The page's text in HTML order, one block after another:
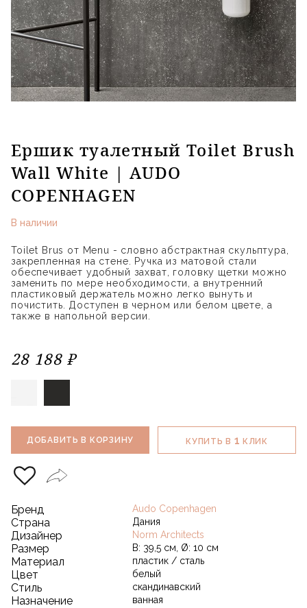
Ершик туалетный Toilet Brush
Wall White | AUDO
COPENHAGEN
В наличии
Toilet Brus от Menu - словно абстрактная скульптура,
закрепленная на стене. Ручка из матовой стали
обеспечивает удобный захват, головку щетки можно
заменить по мере необходимости, а внутренний
пластиковый держатель можно легко вынуть и
почистить. Доступен в черном или белом цвете, а
также в напольной версии.
28 188 ₽
ДОБАВИТЬ В КОРЗИНУ КУПИТЬ В 1 КЛИК
Бренд Audo Copenhagen
Страна Дания
Дизайнер Norm Architects
Размер В: 39,5 см, Ø: 10 см
Материал пластик / сталь
Цвет белый
Стиль скандинавский
Назначение ванная